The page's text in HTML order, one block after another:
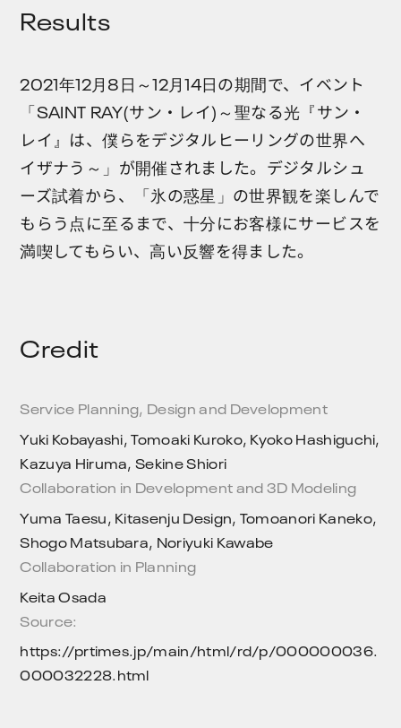
Results
2021年12月8日～12月14日の期間で、イベント
「SAINT RAY(サン・レイ)～聖なる光『サン・
レイ』は、僕らをデジタルヒーリングの世界へ
イザナう～」が開催されました。デジタルシュ
ーズ試着から、「氷の惑星」の世界観を楽しんで
もらう点に至るまで、十分にお客様にサービスを
満喫してもらい、高い反響を得ました。
Credit
Service Planning, Design and Development
Yuki Kobayashi, Tomoaki Kuroko, Kyoko Hashiguchi,
Kazuya Hiruma, Sekine Shiori
Collaboration in Development and 3D Modeling
Yuma Taesu, Kitasenju Design, Tomoanori Kaneko,
Shogo Matsubara, Noriyuki Kawabe
Collaboration in Planning
Keita Osada
Source:
https://prtimes.jp/main/html/rd/p/000000036.
000032228.html